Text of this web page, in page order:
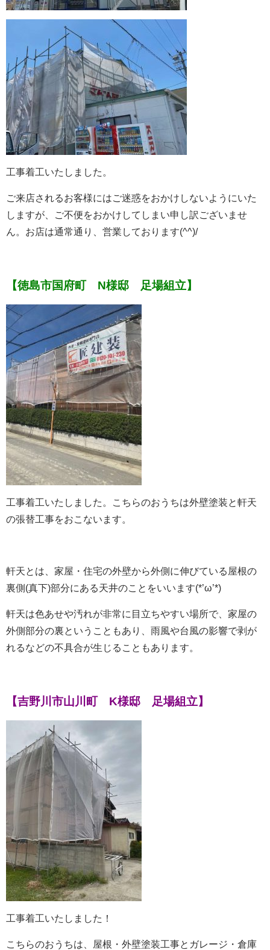
工事着工いたしました。
ご来店されるお客様にはご迷惑をおかけしないようにいた
しますが、ご不便をおかけしてしまい申し訳ございませ
ん。お店は通常通り、営業しております(^^)/
【徳島市国府町 N様邸 足場組立】
工事着工いたしました。
こちらのおうちは外壁塗装と軒天
の張替工事をおこないます。
軒天とは、家屋・住宅の外壁から外側に伸びている屋根の
裏側(真下)部分にある天井のことをいいます(*’ω’*)
軒天は色あせや汚れが非常に目立ちやすい場所で、家屋の
外側部分の裏ということもあり、雨風や台風の影響で剥が
れるなどの不具合が生じることもあります。
【吉野川市山川町 K様邸 足場組立】
工事着工いたしました！
こちらのおうちは、屋根・外壁塗装工事とガレージ・倉庫